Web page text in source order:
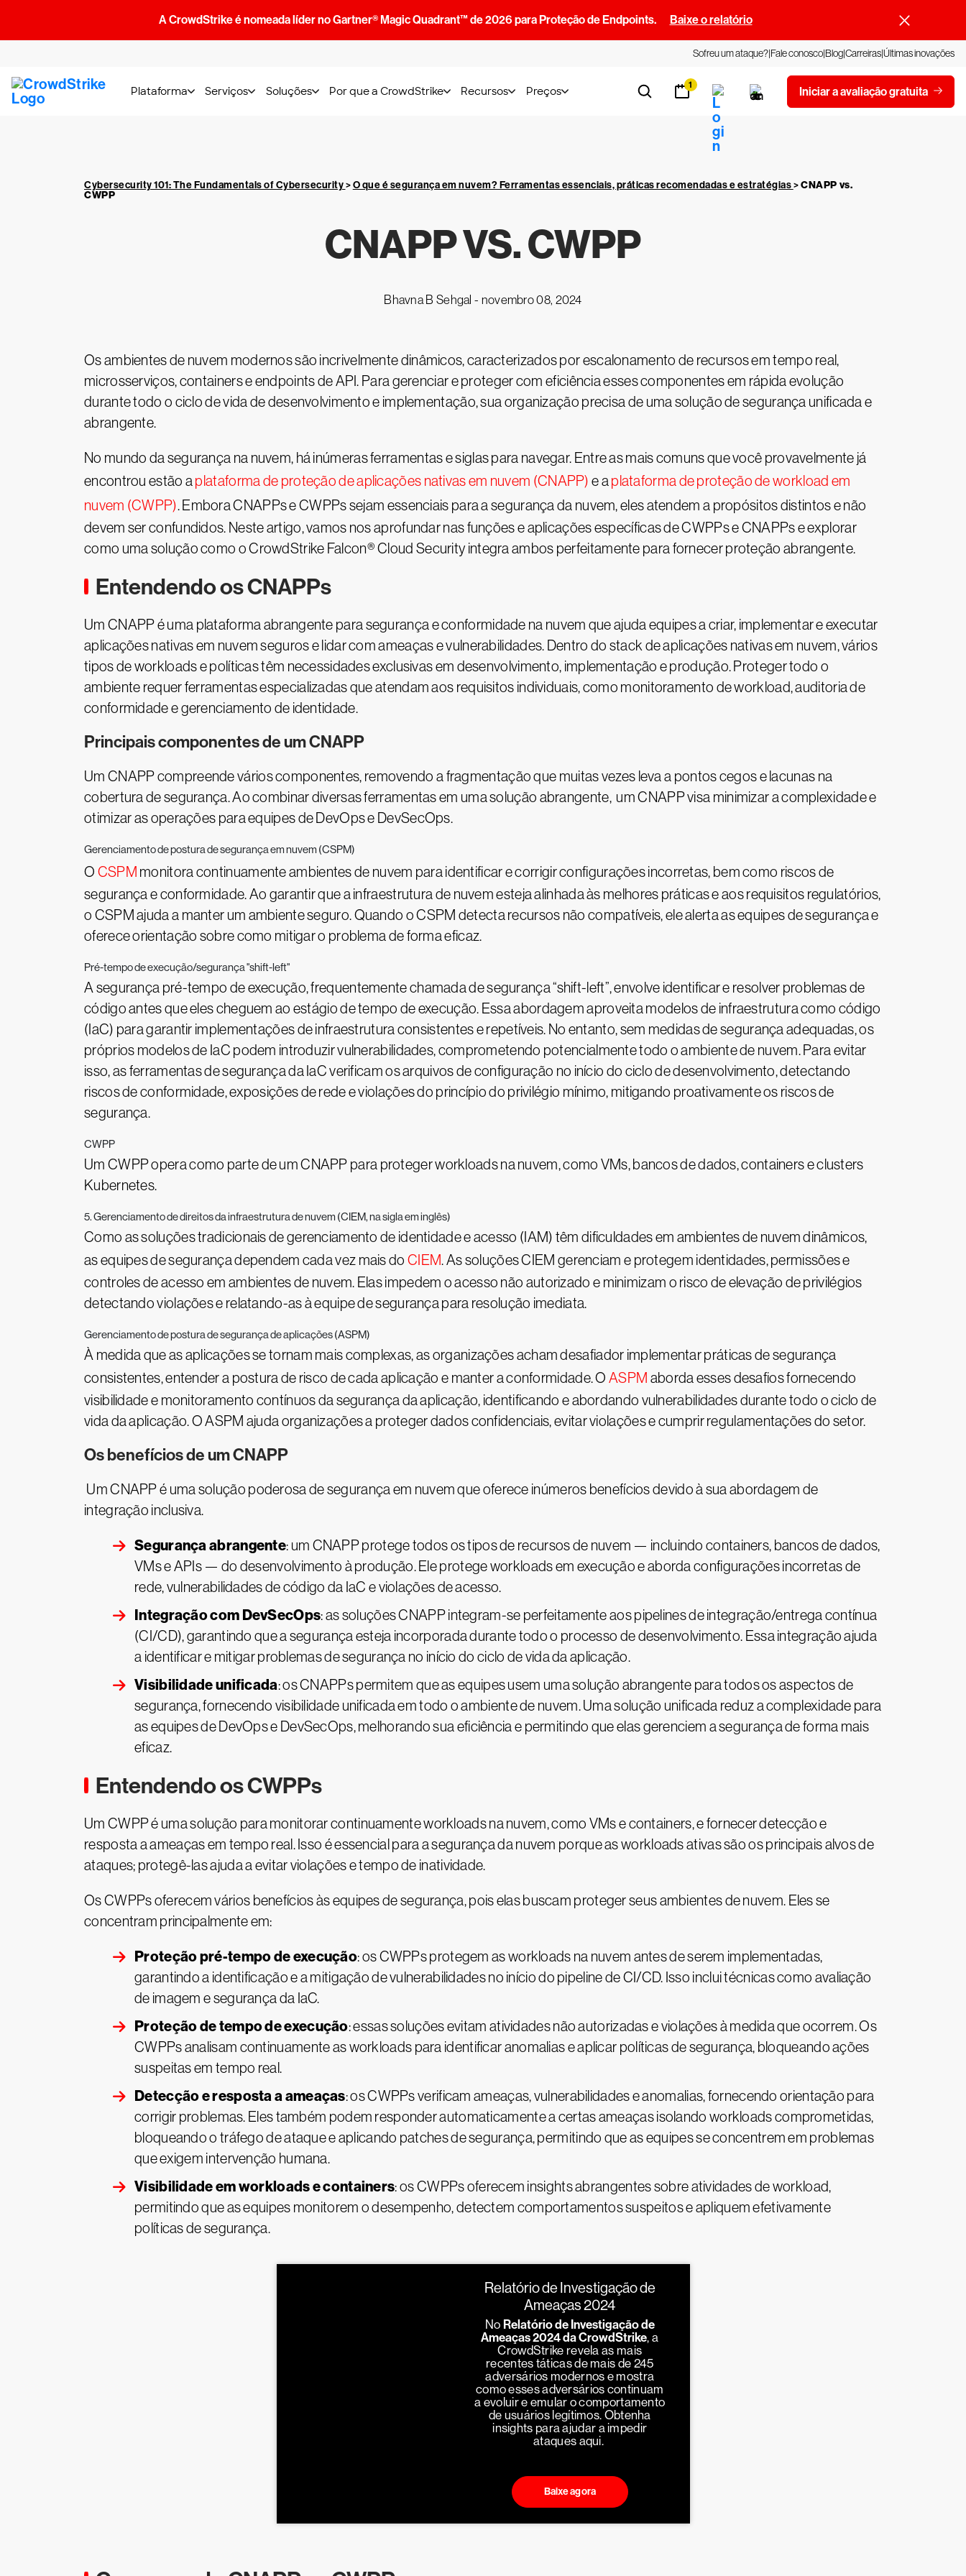
A CrowdStrike é nomeada líder no Gartner® Magic Quadrant™ de 2026 para Proteção de Endpoints. Baixe o relatório
Sofreu um ataque?Fale conoscoBlogCarreirasÚltimas inovações
Plataforma Serviços Soluções Por que a CrowdStrike Recursos Preços 1 Iniciar a avaliação gratuita
Cybersecurity 101: The Fundamentals of Cybersecurity>O que é segurança em nuvem? Ferramentas essenciais, práticas recomendadas e estratégias>CNAPP vs.
CWPP
CNAPP VS. CWPP
Bhavna B Sehgal - novembro 08, 2024
Os ambientes de nuvem modernos são incrivelmente dinâmicos, caracterizados por escalonamento de recursos em tempo real,
microsserviços, containers e endpoints de API. Para gerenciar e proteger com eficiência esses componentes em rápida evolução
durante todo o ciclo de vida de desenvolvimento e implementação, sua organização precisa de uma solução de segurança unificada e
abrangente.
No mundo da segurança na nuvem, há inúmeras ferramentas e siglas para navegar. Entre as mais comuns que você provavelmente já
encontrou estão a plataforma de proteção de aplicações nativas em nuvem (CNAPP)e a plataforma de proteção de workload em
nuvem (CWPP). Embora CNAPPs e CWPPs sejam essenciais para a segurança da nuvem, eles atendem a propósitos distintos e não
devem ser confundidos. Neste artigo, vamos nos aprofundar nas funções e aplicações específicas de CWPPs e CNAPPs e explorar
como uma solução como o CrowdStrike Falcon® Cloud Security integra ambos perfeitamente para fornecer proteção abrangente.
Entendendo os CNAPPs
Um CNAPP é uma plataforma abrangente para segurança e conformidade na nuvem que ajuda equipes a criar, implementar e executar
aplicações nativas em nuvem seguros e lidar com ameaças e vulnerabilidades. Dentro do stack de aplicações nativas em nuvem, vários
tipos de workloads e políticas têm necessidades exclusivas em desenvolvimento, implementação e produção. Proteger todo o
ambiente requer ferramentas especializadas que atendam aos requisitos individuais, como monitoramento de workload, auditoria de
conformidade e gerenciamento de identidade.
Principais componentes de um CNAPP
Um CNAPP compreende vários componentes, removendo a fragmentação que muitas vezes leva a pontos cegos e lacunas na
cobertura de segurança. Ao combinar diversas ferramentas em uma solução abrangente, um CNAPP visa minimizar a complexidade e
otimizar as operações para equipes de DevOps e DevSecOps.
Gerenciamento de postura de segurança em nuvem (CSPM)
O CSPM monitora continuamente ambientes de nuvem para identificar e corrigir configurações incorretas, bem como riscos de
segurança e conformidade. Ao garantir que a infraestrutura de nuvem esteja alinhada às melhores práticas e aos requisitos regulatórios,
o CSPM ajuda a manter um ambiente seguro. Quando o CSPM detecta recursos não compatíveis, ele alerta as equipes de segurança e
oferece orientação sobre como mitigar o problema de forma eficaz.
Pré-tempo de execução/segurança "shift-left"
A segurança pré-tempo de execução, frequentemente chamada de segurança “shift-left”, envolve identificar e resolver problemas de
código antes que eles cheguem ao estágio de tempo de execução. Essa abordagem aproveita modelos de infraestrutura como código
(IaC) para garantir implementações de infraestrutura consistentes e repetíveis. No entanto, sem medidas de segurança adequadas, os
próprios modelos de IaC podem introduzir vulnerabilidades, comprometendo potencialmente todo o ambiente de nuvem. Para evitar
isso, as ferramentas de segurança da IaC verificam os arquivos de configuração no início do ciclo de desenvolvimento, detectando
riscos de conformidade, exposições de rede e violações do princípio do privilégio mínimo, mitigando proativamente os riscos de
segurança.
CWPP
Um CWPP opera como parte de um CNAPP para proteger workloads na nuvem, como VMs, bancos de dados, containers e clusters
Kubernetes.
5. Gerenciamento de direitos da infraestrutura de nuvem (CIEM, na sigla em inglês)
Como as soluções tradicionais de gerenciamento de identidade e acesso (IAM) têm dificuldades em ambientes de nuvem dinâmicos,
as equipes de segurança dependem cada vez mais do CIEM. As soluções CIEM gerenciam e protegem identidades, permissões e
controles de acesso em ambientes de nuvem. Elas impedem o acesso não autorizado e minimizam o risco de elevação de privilégios
detectando violações e relatando-as à equipe de segurança para resolução imediata.
Gerenciamento de postura de segurança de aplicações (ASPM)
À medida que as aplicações se tornam mais complexas, as organizações acham desafiador implementar práticas de segurança
consistentes, entender a postura de risco de cada aplicação e manter a conformidade. OASPM aborda esses desafios fornecendo
visibilidade e monitoramento contínuos da segurança da aplicação, identificando e abordando vulnerabilidades durante todo o ciclo de
vida da aplicação. O ASPM ajuda organizações a proteger dados confidenciais, evitar violações e cumprir regulamentações do setor.
Os benefícios de um CNAPP
Um CNAPP é uma solução poderosa de segurança em nuvem que oferece inúmeros benefícios devido à sua abordagem de
integração inclusiva.
Segurança abrangente: um CNAPP protege todos os tipos de recursos de nuvem — incluindo containers, bancos de dados,
VMs e APIs — do desenvolvimento à produção. Ele protege workloads em execução e aborda configurações incorretas de
rede, vulnerabilidades de código da IaC e violações de acesso.
Integração com DevSecOps: as soluções CNAPP integram-se perfeitamente aos pipelines de integração/entrega contínua
(CI/CD), garantindo que a segurança esteja incorporada durante todo o processo de desenvolvimento. Essa integração ajuda
a identificar e mitigar problemas de segurança no início do ciclo de vida da aplicação.
Visibilidade unificada: os CNAPPs permitem que as equipes usem uma solução abrangente para todos os aspectos de
segurança, fornecendo visibilidade unificada em todo o ambiente de nuvem. Uma solução unificada reduz a complexidade para
as equipes de DevOps e DevSecOps, melhorando sua eficiência e permitindo que elas gerenciem a segurança de forma mais
eficaz.
Entendendo os CWPPs
Um CWPP é uma solução para monitorar continuamente workloads na nuvem, como VMs e containers, e fornecer detecção e
resposta a ameaças em tempo real. Isso é essencial para a segurança da nuvem porque as workloads ativas são os principais alvos de
ataques; protegê-las ajuda a evitar violações e tempo de inatividade.
Os CWPPs oferecem vários benefícios às equipes de segurança, pois elas buscam proteger seus ambientes de nuvem. Eles se
concentram principalmente em:
Proteção pré-tempo de execução: os CWPPs protegem as workloads na nuvem antes de serem implementadas,
garantindo a identificação e a mitigação de vulnerabilidades no início do pipeline de CI/CD. Isso inclui técnicas como avaliação
de imagem e segurança da IaC.
Proteção de tempo de execução: essas soluções evitam atividades não autorizadas e violações à medida que ocorrem. Os
CWPPs analisam continuamente as workloads para identificar anomalias e aplicar políticas de segurança, bloqueando ações
suspeitas em tempo real.
Detecção e resposta a ameaças: os CWPPs verificam ameaças, vulnerabilidades e anomalias, fornecendo orientação para
corrigir problemas. Eles também podem responder automaticamente a certas ameaças isolando workloads comprometidas,
bloqueando o tráfego de ataque e aplicando patches de segurança, permitindo que as equipes se concentrem em problemas
que exigem intervenção humana.
Visibilidade em workloads e containers: os CWPPs oferecem insights abrangentes sobre atividades de workload,
permitindo que as equipes monitorem o desempenho, detectem comportamentos suspeitos e apliquem efetivamente
políticas de segurança.
Relatório de Investigação de
Ameaças 2024
No Relatório de Investigação de
Ameaças 2024 da CrowdStrike, a
CrowdStrike revela as mais
recentes táticas de mais de 245
adversários modernos e mostra
como esses adversários continuam
a evoluir e emular o comportamento
de usuários legítimos. Obtenha
insights para ajudar a impedir
ataques aqui.
Baixe agora